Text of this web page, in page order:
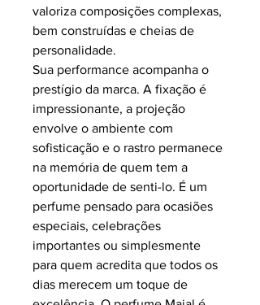
valoriza composições complexas,
bem construídas e cheias de
personalidade.
Sua performance acompanha o
prestígio da marca. A fixação é
impressionante, a projeção
envolve o ambiente com
sofisticação e o rastro permanece
na memória de quem tem a
oportunidade de senti-lo. É um
perfume pensado para ocasiões
especiais, celebrações
importantes ou simplesmente
para quem acredita que todos os
dias merecem um toque de